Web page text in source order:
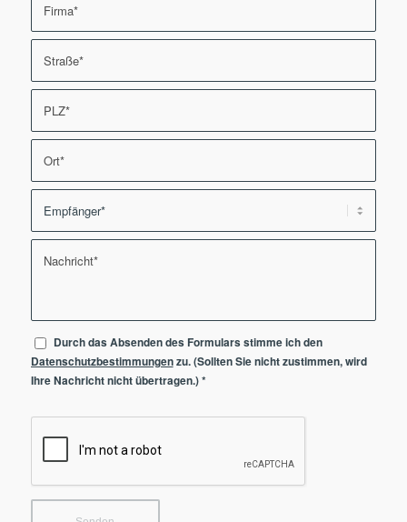
Durch das Absenden des Formulars stimme ich den
Datenschutzbestimmungenzu. (Sollten Sie nicht zustimmen, wird
Ihre Nachricht nicht übertragen.)*